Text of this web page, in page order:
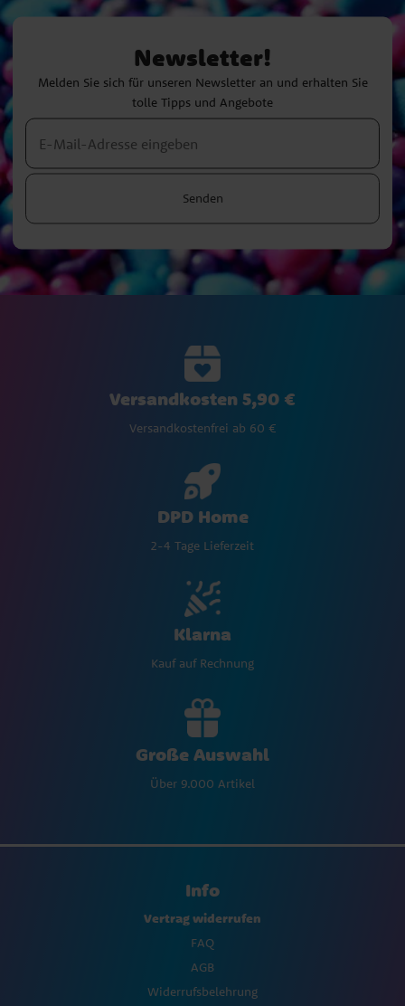
Newsletter!
Melden Sie sich für unseren Newsletter an und erhalten Sie
tolle Tipps und Angebote
Senden
Versandkosten 5,90 €
Versandkostenfrei ab 60 €
DPD Home
2-4 Tage Lieferzeit
Klarna
Kauf auf Rechnung
Große Auswahl
Über 9.000 Artikel
Info
Vertrag widerrufen
FAQ
AGB
Widerrufsbelehrung